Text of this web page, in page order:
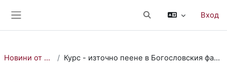
Изменить данныеВход
Новини от сайта Курс - източно пеене в Богословския факултет на СУ